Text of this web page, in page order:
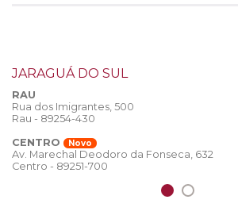
JARAGUÁ DO SUL
RAU
Rua dos Imigrantes, 500
Rau - 89254-430
CENTRO
Novo
Av. Marechal Deodoro da Fonseca, 632
Centro - 89251-700